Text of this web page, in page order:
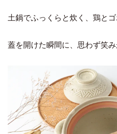
土鍋でふっくらと炊く、鶏とゴ
蓋を開けた瞬間に、思わず笑み